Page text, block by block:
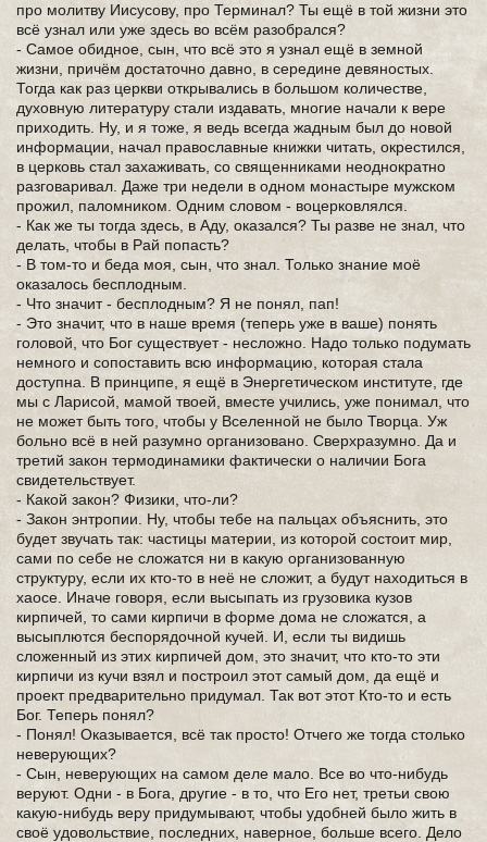
про молитву Иисусову, про Терминал? Ты ещё в той жизни это
всё узнал или уже здесь во всём разобрался?
- Самое обидное, сын, что всё это я узнал ещё в земной
жизни, причём достаточно давно, в середине девяностых.
Тогда как раз церкви открывались в большом количестве,
духовную литературу стали издавать, многие начали к вере
приходить. Ну, и я тоже, я ведь всегда жадным был до новой
информации, начал православные книжки читать, окрестился,
в церковь стал захаживать, со священниками неоднократно
разговаривал. Даже три недели в одном монастыре мужском
прожил, паломником. Одним словом - воцерковлялся.
- Как же ты тогда здесь, в Аду, оказался? Ты разве не знал, что
делать, чтобы в Рай попасть?
- В том-то и беда моя, сын, что знал. Только знание моё
оказалось бесплодным.
- Что значит - бесплодным? Я не понял, пап!
- Это значит, что в наше время (теперь уже в ваше) понять
головой, что Бог существует - несложно. Надо только подумать
немного и сопоставить всю информацию, которая стала
доступна. В принципе, я ещё в Энергетическом институте, где
мы с Ларисой, мамой твоей, вместе учились, уже понимал, что
не может быть того, чтобы у Вселенной не было Творца. Уж
больно всё в ней разумно организовано. Сверхразумно. Да и
третий закон термодинамики фактически о наличии Бога
свидетельствует.
- Какой закон? Физики, что-ли?
- Закон энтропии. Ну, чтобы тебе на пальцах объяснить, это
будет звучать так: частицы материи, из которой состоит мир,
сами по себе не сложатся ни в какую организованную
структуру, если их кто-то в неё не сложит, а будут находиться в
хаосе. Иначе говоря, если высыпать из грузовика кузов
кирпичей, то сами кирпичи в форме дома не сложатся, а
высыплются беспорядочной кучей. И, если ты видишь
сложенный из этих кирпичей дом, это значит, что кто-то эти
кирпичи из кучи взял и построил этот самый дом, да ещё и
проект предварительно придумал. Так вот этот Кто-то и есть
Бог. Теперь понял?
- Понял! Оказывается, всё так просто! Отчего же тогда столько
неверующих?
- Сын, неверующих на самом деле мало. Все во что-нибудь
веруют. Одни - в Бога, другие - в то, что Его нет, третьи свою
какую-нибудь веру придумывают, чтобы удобней было жить в
своё удовольствие, последних, наверное, больше всего. Дело